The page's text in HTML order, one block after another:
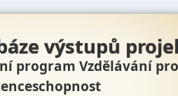
výstupů
program Vzdělávání pro